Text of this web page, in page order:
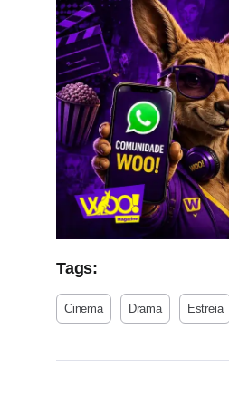
Tags:
Cinema Drama Estreia